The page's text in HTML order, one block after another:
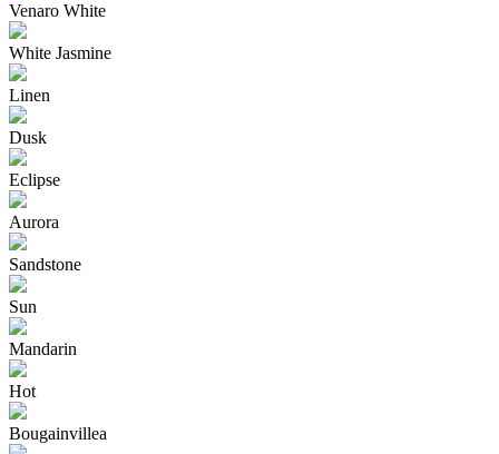
Venaro White
White Jasmine
Linen
Dusk
Eclipse
Aurora
Sandstone
Sun
Mandarin
Hot
Bougainvillea